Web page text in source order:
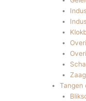
Tangen